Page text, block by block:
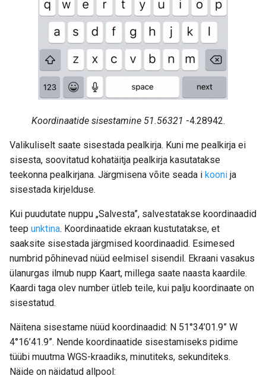
Koordinaatide sisestamine 51.56321 -4.28942.
Valikuliselt saate sisestada pealkirja. Kuni me pealkirja ei
sisesta, soovitatud kohatäitja pealkirja kasutatakse
teekonna pealkirjana. Järgmisena võite seada i kooni ja
sisestada kirjelduse.
Kui puudutate nuppu „Salvesta”, salvestatakse koordinaadid
teep unktina. Koordinaatide ekraan kustutatakse, et
saaksite sisestada järgmised koordinaadid. Esimesed
numbrid põhinevad nüüd eelmisel sisendil. Ekraani vasakus
ülanurgas ilmub nupp Kaart, millega saate naasta kaardile.
Kaardi taga olev number ütleb teile, kui palju koordinaate on
sisestatud.
Näitena sisestame nüüd koordinaadid: N 51°34’01.9” W
4°16’41.9”. Nende koordinaatide sisestamiseks pidime
tüübi muutma WGS-kraadiks, minutiteks, sekunditeks.
Näide on näidatud allpool: